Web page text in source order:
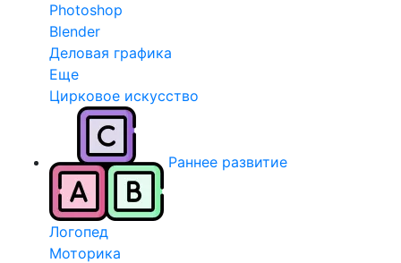
Photoshop
Blender
Деловая графика
Еще
Цирковое искусство
Раннее развитие
Логопед
Моторика